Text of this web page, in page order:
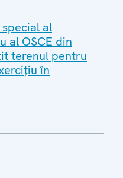
al
al OSCE din
terenul pentru
în